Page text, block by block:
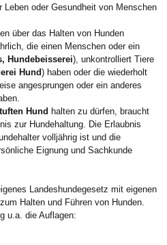
Leben oder Gesundheit von Menschen
über das Halten von Hunden
die einen Menschen oder ein
Hundebeisserei), unkontrolliert Tiere
Hund) haben oder die wiederholt
angesprungen oder ein anderes
Hund halten zu dürfen, braucht
zur Hundehaltung. Die Erlaubnis
volljährig ist und die
Eignung und Sachkunde
Landeshundegesetz mit eigenen
Halten und Führen von Hunden.
u.a. die Auflagen: